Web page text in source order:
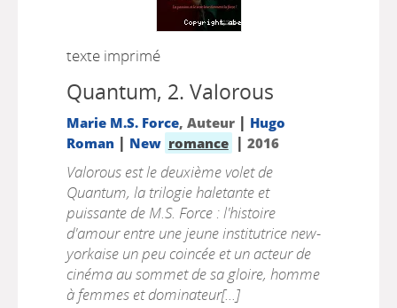
texte imprimé
Quantum, 2. Valorous
Marie M.S. Force, Auteur | Hugo
Roman | New romance | 2016
Valorous est le deuxième volet de
Quantum, la trilogie haletante et
puissante de M.S. Force : l'histoire
d'amour entre une jeune institutrice new-
yorkaise un peu coincée et un acteur de
cinéma au sommet de sa gloire, homme
à femmes et dominateur[...]